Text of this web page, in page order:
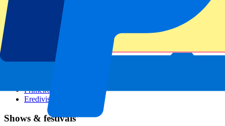
Voetbalcompetities
Champions League
Premier League
Serie A
Primeira Liga
Eredivisie
Shows & festivals